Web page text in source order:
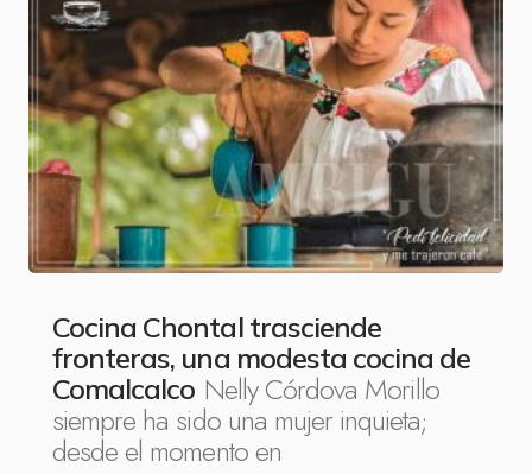
Cocina Chontal trasciende
fronteras, una modesta cocina de
Comalcalco Nelly Córdova Morillo
siempre ha sido una mujer inquieta;
desde el momento en